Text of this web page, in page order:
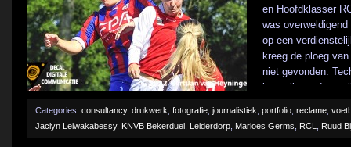
en Hoofdklasser
was
op een
kreeg de ploeg
niet gevonden.
bovenliggende
Categories: consultancy, drukwerk fotografie journalistiek portfolio reclame
Jaclyn Leiwakabessy, KNVB Bekerduel Leiderdorp Marloes Germs RCL Ruud